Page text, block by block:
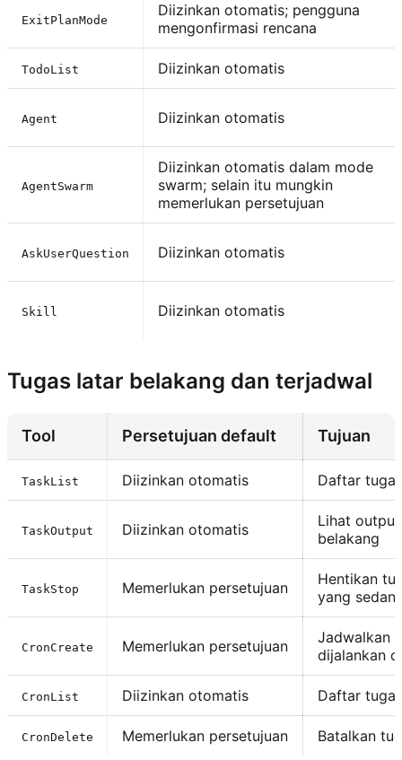
ExitPlanMode
Diizinkan otomatis; pengguna
mengonfirmasi rencana
TodoList Diizinkan otomatis
Agent Diizinkan otomatis
AgentSwarm
Diizinkan otomatis dalam mode
swarm; selain itu mungkin
memerlukan persetujuan
AskUserQuestion Diizinkan otomatis
Skill Diizinkan otomatis
Tugas latar belakang dan terjadwal
Tool Persetujuan default Tujuan
TaskList Diizinkan otomatis Daftar
TaskOutput Diizinkan otomatis
Lihat
belakang
TaskStop Memerlukan persetujuan
Hentikan
yang
CronCreate Memerlukan persetujuan
Jadwalkan
dijalankan
CronList Diizinkan otomatis Daftar
CronDelete Memerlukan persetujuan Batalkan